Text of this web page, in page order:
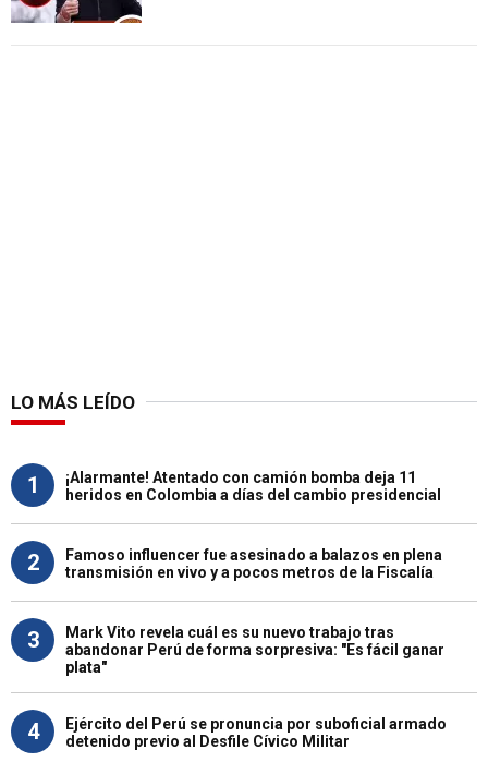
LO MÁS LEÍDO
1
¡Alarmante! Atentado con camión bomba deja 11
heridos en Colombia a días del cambio presidencial
2
Famoso influencer fue asesinado a balazos en plena
transmisión en vivo y a pocos metros de la Fiscalía
3
Mark Vito revela cuál es su nuevo trabajo tras
abandonar Perú de forma sorpresiva: "Es fácil ganar
plata"
4
Ejército del Perú se pronuncia por suboficial armado
detenido previo al Desfile Cívico Militar